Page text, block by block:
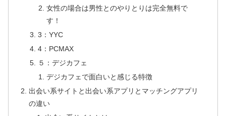
女性の場合は男性とのやりとりは完全無料で
す！
3：YYC
4：PCMAX
５：デジカフェ
デジカフェで面白いと感じる特徴
出会い系サイトと出会い系アプリとマッチングアプリ
の違い